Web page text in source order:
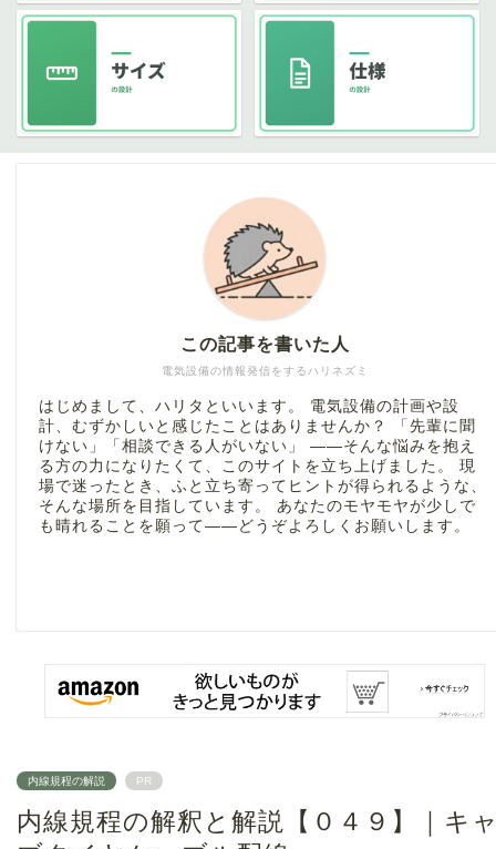
電気設備の情報発信をするハリネズミ
この記事を書いた人
はじめまして、ハリタといいます。 電気設備の計画や設
計、むずかしいと感じたことはありませんか？ 「先輩に聞
けない」「相談できる人がいない」 ――そんな悩みを抱え
る方の力になりたくて、このサイトを立ち上げました。 現
場で迷ったとき、ふと立ち寄ってヒントが得られるような、
そんな場所を目指しています。 あなたのモヤモヤが少しで
も晴れることを願って――どうぞよろしくお願いします。
内線規程の解説 PR
内線規程の解釈と解説【０４９】｜キ